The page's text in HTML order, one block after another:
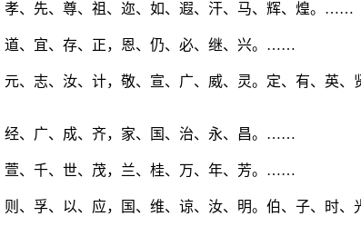
、先、尊、祖、迩、如、遐、汗、马、辉、煌。……
、宜、存、正，恩、仍、必、继、兴。……
志、汝、计，敬、宣、广、威、灵。定、有、英、
、广、成、齐，家、国、治、永、昌。……
、千、世、茂，兰、桂、万、年、芳。……
孚、以、应，国、维、谅、汝、明。伯、子、时、